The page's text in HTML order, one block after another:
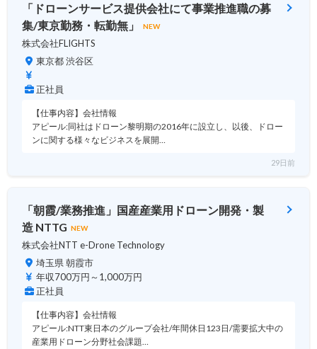
「ドローンサービス提供会社にて事業推進職の募
集/東京勤務・転勤無」
NEW
株式会社FLIGHTS
東京都 渋谷区
正社員
【仕事内容】会社情報
アピール:同社はドローン黎明期の2016年に設立し、以後、ドロー
ンに関する様々なビジネスを展開…
29日前
「朝霞/業務推進」国産産業用ドローン開発・製
造 NTTG NEW
株式会社NTT e-Drone Technology
埼玉県 朝霞市
年収700万円～1,000万円
正社員
【仕事内容】会社情報
アピール:NTT東日本のグループ会社/年間休日123日/需要拡大中の
産業用ドローン分野社会課題…